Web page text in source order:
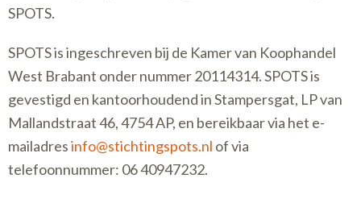
SPOTS.
SPOTS is ingeschreven bij de Kamer van Koophandel
West Brabant onder nummer 20114314. SPOTS is
gevestigd en kantoorhoudend in Stampersgat, LP van
Mallandstraat 46, 4754 AP, en bereikbaar via het e-
mailadresinfo@stichtingspots.nl of via
telefoonnummer: 06 40947232.